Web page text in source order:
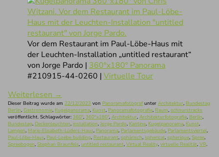
Vor dem Restaurant im Paul-Löbe-Haus mit
der Leuchten-Installation „untitled restaurant“
von Jorge Pardo | 360°x180° Panorama
#210915-44-0260 | Virtuelle Tour
Weiterlesen →
Dieser Beitrag wurde am 22/12/2023 von Panoramafotografunter Architektur, Bundestag
Berlin, Gastronomie, Kugelpanorama, Kunst, Panoramafotografie, Raum, schnurstracks
veröffentlicht. Schlagwörter: 360°, 360°x180°, Architektur, Architekturfotografie, Berlin,
Bundestag, Deckenleuchten, installation, Jorge Pardo, Kantine, Kugelpanorama, Kunst,
Lampen, Marie-Elisabeth-Lüders-Haus, Panorama, Parlamentsgebäude, Parlamentsviertel,
Paul-Löbe-Haus, Paul-Loebe building, Restaurant, sphärisch, spherical, spherique, Spree,
Spreebogen, Stephan Braunfels, untitled restaurant, Virtual Reality, virtuelle Realität, VR.